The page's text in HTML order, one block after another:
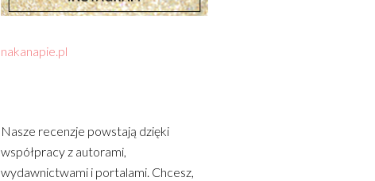
nakanapie.pl
Nasze recenzje powstają dzięki
współpracy z autorami,
wydawnictwami i portalami. Chcesz,